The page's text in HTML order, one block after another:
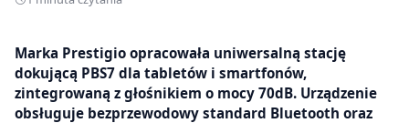
Marka Prestigio opracowała uniwersalną stację
dokującą PBS7 dla tabletów i smartfonów,
zintegrowaną z głośnikiem o mocy 70dB. Urządzenie
obsługuje bezprzewodowy standard Bluetooth oraz